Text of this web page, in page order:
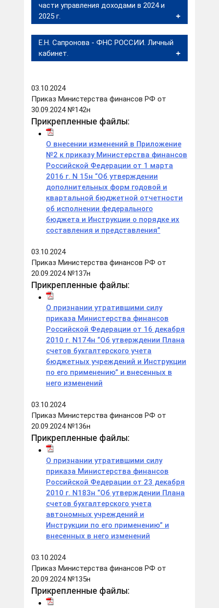
части управления доходами в 2024 и
2025 г.
Е.Н. Сапронова - ФНС РОССИИ. Личный
кабинет.
03.10.2024
Приказ Министерства финансов РФ от
30.09.2024 №142н
Прикрепленные файлы:
О внесении изменений в Приложение
№2 к приказу Министерства финансов
Российской Федерации от 1 марта
2016 г. N 15н “Об утверждении
дополнительных форм годовой и
квартальной бюджетной отчетности
об исполнении федерального
бюджета и Инструкции о порядке их
составления и представления”
03.10.2024
Приказ Министерства финансов РФ от
20.09.2024 №137н
Прикрепленные файлы:
О признании утратившими силу
приказа Министерства финансов
Российской Федерации от 16 декабря
2010 г. N174н “Об утверждении Плана
счетов бухгалтерского учета
бюджетных учреждений и Инструкции
по его применению” и внесенных в
него изменений
03.10.2024
Приказ Министерства финансов РФ от
20.09.2024 №136н
Прикрепленные файлы:
О признании утратившими силу
приказа Министерства финансов
Российской Федерации от 23 декабря
2010 г. N183н “Об утверждении Плана
счетов бухгалтерского учета
автономных учреждений и
Инструкции по его применению” и
внесенных в него изменений
03.10.2024
Приказ Министерства финансов РФ от
20.09.2024 №135н
Прикрепленные файлы: